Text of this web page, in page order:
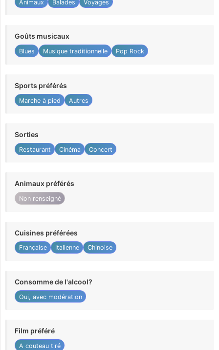
Animaux Balades Voyages
Goûts musicaux
Blues Musique traditionnelle Pop Rock
Sports préférés
Marche à pied Autres
Sorties
Restaurant Cinéma Concert
Animaux préférés
Non renseigné
Cuisines préférées
Française Italienne Chinoise
Consomme de l'alcool?
Oui, avec modération
Film préféré
A couteau tiré